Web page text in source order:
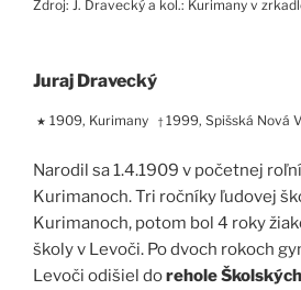
Zdroj: J. Dravecký a kol.: Kurimany v
Juraj Dravecký
★ 1909, Kurimany †1999, Spišská Nová
Narodil sa 1.4.1909 v početnej
Kurimanoch. Tri ročníky ľudovej
Kurimanoch, potom bol 4 roky
školy v Levoči. Po dvoch rokoch
Levoči odišiel dorehole